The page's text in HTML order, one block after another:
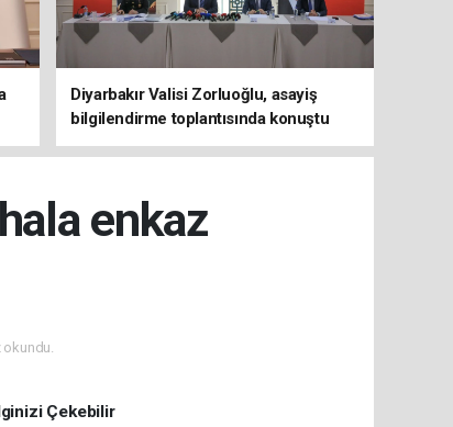
Diyarbakır Valisi Zorluoğlu, asayiş
bilgilendirme toplantısında konuştu
enkaz
Çekebilir